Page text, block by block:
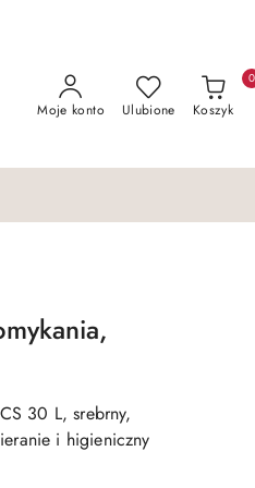
Moje konto Ulubione Koszyk
0
30 L, srebrny,
i higieniczny